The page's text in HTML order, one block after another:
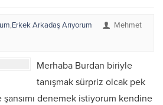
,Erkek Arkadaş Arıyorum
Mehmet
Merhaba Burdan biriyle
tanışmak sürpriz olcak pek
denemek istiyorum kendine